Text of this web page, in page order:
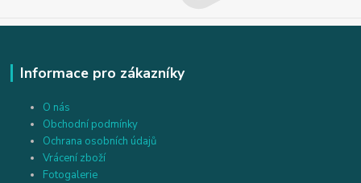
Informace pro zákazníky
O nás
Obchodní podmínky
Ochrana osobních údajů
Vrácení zboží
Fotogalerie